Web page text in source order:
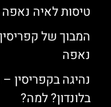
טיסות לאיה נאפה
נאפה
נהיגה בקפריסין
בלונדון? למה?